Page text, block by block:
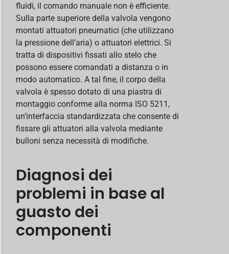
fluidi, il comando manuale non è efficiente.
Sulla parte superiore della valvola vengono
montati attuatori pneumatici (che utilizzano
la pressione dell’aria) o attuatori elettrici. Si
tratta di dispositivi fissati allo stelo che
possono essere comandati a distanza o in
modo automatico. A tal fine, il corpo della
valvola è spesso dotato di una piastra di
montaggio conforme alla norma ISO 5211,
un’interfaccia standardizzata che consente di
fissare gli attuatori alla valvola mediante
bulloni senza necessità di modifiche.
Diagnosi dei
problemi in base al
guasto dei
componenti